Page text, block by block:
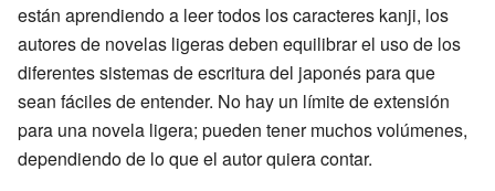
están aprendiendo a leer todos los caracteres kanji, los
autores de novelas ligeras deben equilibrar el uso de los
diferentes sistemas de escritura del japonés para que
sean fáciles de entender. No hay un límite de extensión
para una novela ligera; pueden tener muchos volúmenes,
dependiendo de lo que el autor quiera contar.